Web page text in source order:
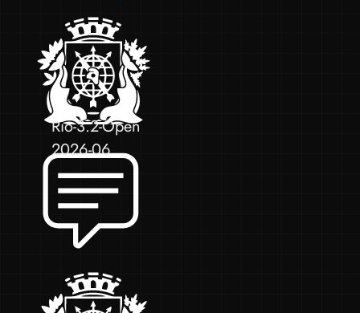
Rio-3.2-Open
2026-06